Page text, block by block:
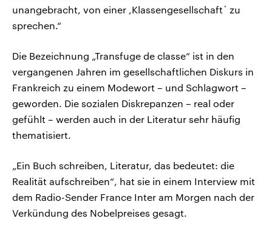
unangebracht, von einer ,Klassengesellschaft´ zu
sprechen.“
Die Bezeichnung „Transfuge de classe“ ist in den
vergangenen Jahren im gesellschaftlichen Diskurs in
Frankreich zu einem Modewort – und Schlagwort –
geworden. Die sozialen Diskrepanzen – real oder
gefühlt – werden auch in der Literatur sehr häufig
thematisiert.
„Ein Buch schreiben, Literatur, das bedeutet: die
Realität aufschreiben“, hat sie in einem Interview mit
dem Radio-Sender France Inter am Morgen nach der
Verkündung des Nobelpreises gesagt.